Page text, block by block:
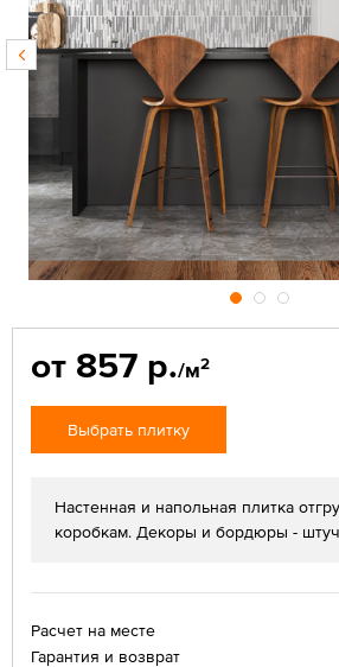
от 857 р./м2
Выбрать плитку
Настенная и напольная плитка
коробкам. Декоры и бордюры -
Расчет на месте
Гарантия и возврат